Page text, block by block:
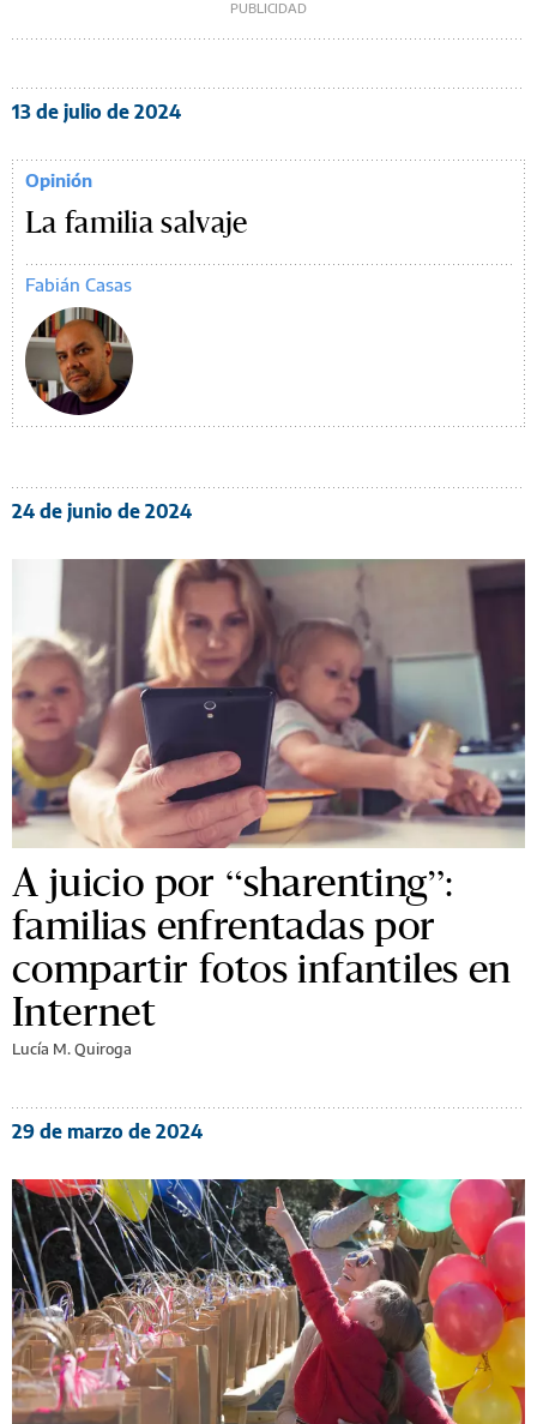
13 de julio de 2024
Opinión
La familia salvaje
Fabián Casas
24 de junio de 2024
A juicio por “sharenting”:
familias enfrentadas por
compartir fotos infantiles en
Internet
Lucía M. Quiroga
29 de marzo de 2024